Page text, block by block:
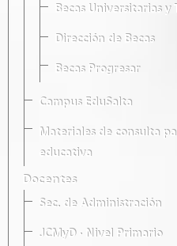
Becas Universitarias y
Dirección de Becas
Becas Progresar
Campus EduSalta
Materiales de consulta
educativa
Docentes
Sec. de Administración
JCMyD · Nivel Primario